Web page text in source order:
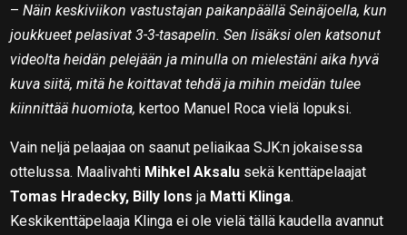
–Näin keskiviikon vastustajan paikanpäällä Seinäjoella, kun
joukkueet pelasivat 3-3-tasapelin. Sen lisäksi olen katsonut
videolta heidän pelejään ja minulla on mielestäni aika hyvä
kuva siitä, mitä he koittavat tehdä ja mihin meidän tulee
kiinnittää huomiota, kertoo Manuel Roca vielä lopuksi.
Vain neljä pelaajaa on saanut peliaikaa SJK:n jokaisessa
ottelussa. Maalivahti Mihkel Aksalu sekä kenttäpelaajat
Tomas Hradecky, Billy Ions ja Matti Klinga.
Keskikenttäpelaaja Klinga ei ole vielä tällä kaudella avannut